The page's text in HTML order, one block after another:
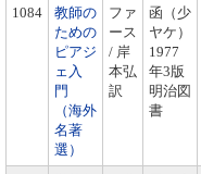
1084
教師の
ための
ピアジ
ェ入
門
（海外
名著
選）
ファ
ース
/ 岸
本弘
訳
函（少
ヤケ）
1977
年3版
明治図
書